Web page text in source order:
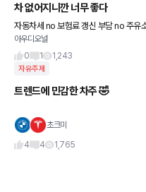
차 없어지니깐 너무 좋다
자동차세 no 보험료 갱신 부담 no 주유소 갈일 no 돈 나갈일 no 밖에 나갈일도 no 라는
게 슬프지만.. 가끔씩 차도 팔고 어디 한곳에 박혀서 자기개발과 단련이 필요하긴 한듯 ㅋ
ㅋ
아우디오널
0
1 1,243
자유주제
트렌드에 민감한 차주 🤣
초크미
4
4 1,765